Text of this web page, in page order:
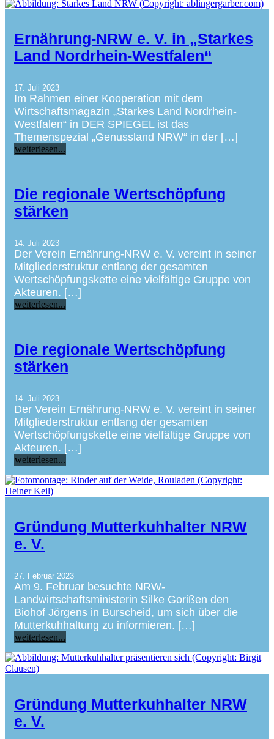
Ernährung-NRW e. V. in „Starkes
Land Nordrhein-Westfalen“
17. Juli 2023
Im Rahmen einer Kooperation mit dem
Wirtschaftsmagazin „Starkes Land Nordrhein-
Westfalen“ in DER SPIEGEL ist das
Themenspezial „Genussland NRW“ in der […]
weiterlesen...
Die regionale Wertschöpfung
stärken
14. Juli 2023
Der Verein Ernährung-NRW e. V. vereint in seiner
Mitgliederstruktur entlang der gesamten
Wertschöpfungskette eine vielfältige Gruppe von
Akteuren. […]
weiterlesen...
Die regionale Wertschöpfung
stärken
14. Juli 2023
Der Verein Ernährung-NRW e. V. vereint in seiner
Mitgliederstruktur entlang der gesamten
Wertschöpfungskette eine vielfältige Gruppe von
Akteuren. […]
weiterlesen...
Gründung Mutterkuhhalter NRW
e. V.
27. Februar 2023
Am 9. Februar besuchte NRW-
Landwirtschaftsministerin Silke Gorißen den
Biohof Jörgens in Burscheid, um sich über die
Mutterkuhhaltung zu informieren. […]
weiterlesen...
Gründung Mutterkuhhalter NRW
e. V.